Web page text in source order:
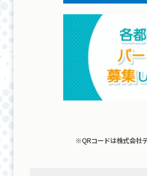
※QRコードは株式会社